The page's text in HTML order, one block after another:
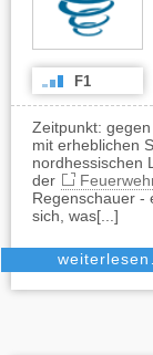
F1
Zeitpunkt:
mit erheblichen
nordhessischen
der
Regenschauer -
sich, was[...]